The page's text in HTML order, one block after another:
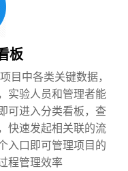
板
目中各类关键数据，
实验人员和管理者能
可进入分类看板，查
快速发起相关联的流
入口即可管理项目的
程管理效率